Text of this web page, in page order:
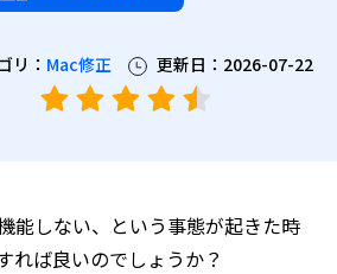
リ： Mac修正
更新日：2026-07-22
能しない、という事態が起きた時
れば良いのでしょうか？